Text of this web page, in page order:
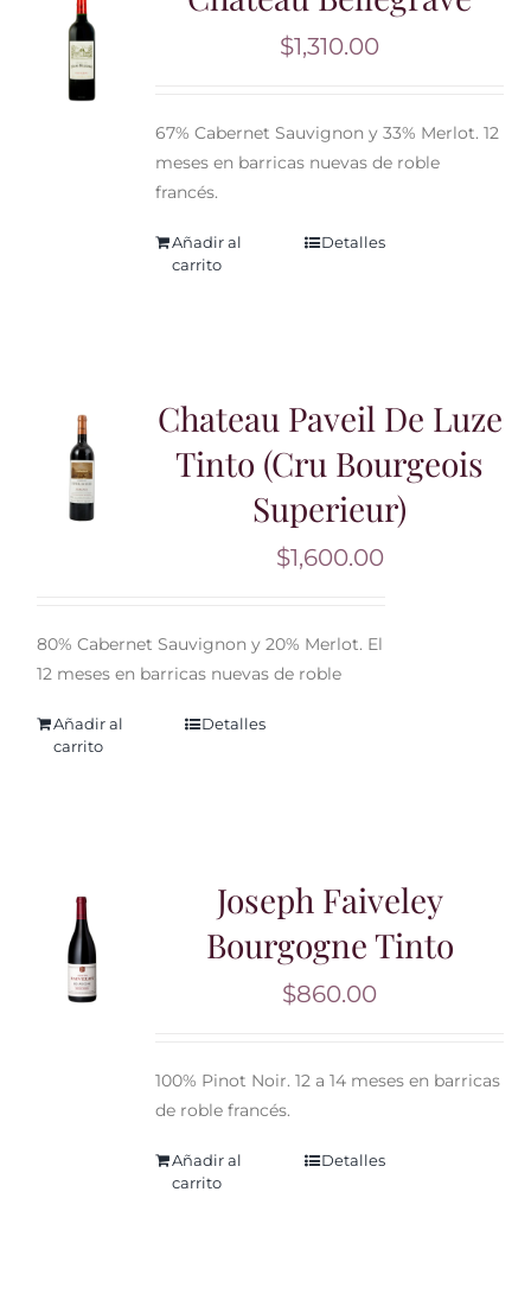
$1,310.00
67% Cabernet Sauvignon y 33% Merlot. 12
meses en barricas nuevas de roble
francés.
Añadir al
carrito
Detalles
Chateau Paveil De Luze
Tinto (Cru Bourgeois
Superieur)
$1,600.00
80% Cabernet Sauvignon y 20% Merlot. El
12 meses en barricas nuevas de roble
Añadir al
carrito
Detalles
Joseph Faiveley
Bourgogne Tinto
$860.00
100% Pinot Noir. 12 a 14 meses en barricas
de roble francés.
Añadir al
carrito
Detalles